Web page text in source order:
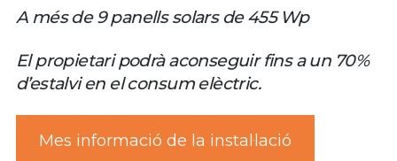
A més de 9 panells solars de 455 Wp
El propietari podrà aconseguir fins a un 70%
d’estalvi en el consum elèctric.
Mes informació de la instal·lació